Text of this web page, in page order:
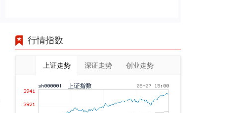
行情指数
上证走势 深证走势 创业走势